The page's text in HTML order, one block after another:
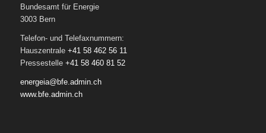
Bundesamt für Energie
3003 Bern
Telefon- und Telefaxnummern:
Hauszentrale +41 58 462 56 11
Pressestelle +41 58 460 81 52
energeia@bfe.admin.ch
www.bfe.admin.ch